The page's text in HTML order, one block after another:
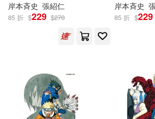
岸本斉史 張紹仁
85 折 $229 $270
岸本斉史
85 折 $229